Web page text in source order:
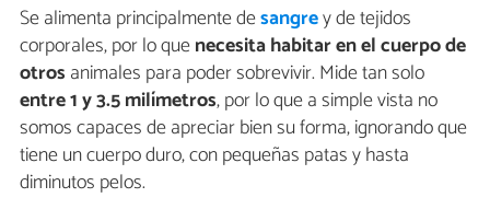
Se alimenta principalmente desangrey de tejidos
corporales, por lo quenecesita habitar en el cuerpo de
otros animales para poder sobrevivir. Mide tan solo
entre 1 y 3.5 milímetros, por lo que a simple vista no
somos capaces de apreciar bien su forma, ignorando que
tiene un cuerpo duro, con pequeñas patas y hasta
diminutos pelos.